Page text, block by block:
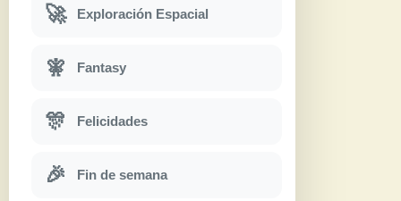
🚀 Exploración Espacial
🧚 Fantasy
🎊 Felicidades
🎉 Fin de semana